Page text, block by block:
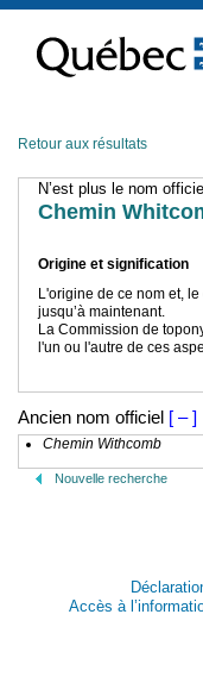
contenu
Retour aux résultats
N’est plus le nom
Chemin
Origine et signification
L'origine de ce nom et,
jusqu’à maintenant.
La Commission de
l'un ou l'autre de ces
Ancien nom officiel [ – ]
Chemin Withcomb
Nouvelle recherche
Accès à